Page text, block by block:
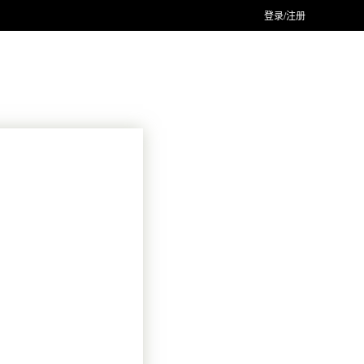
登录/注册